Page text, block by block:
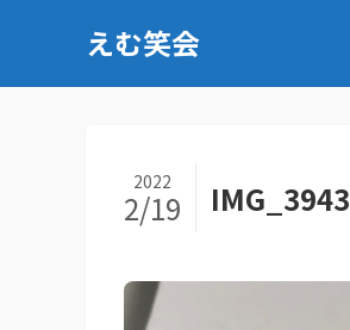
えむ笑会
IMG_3943
2022
2/19